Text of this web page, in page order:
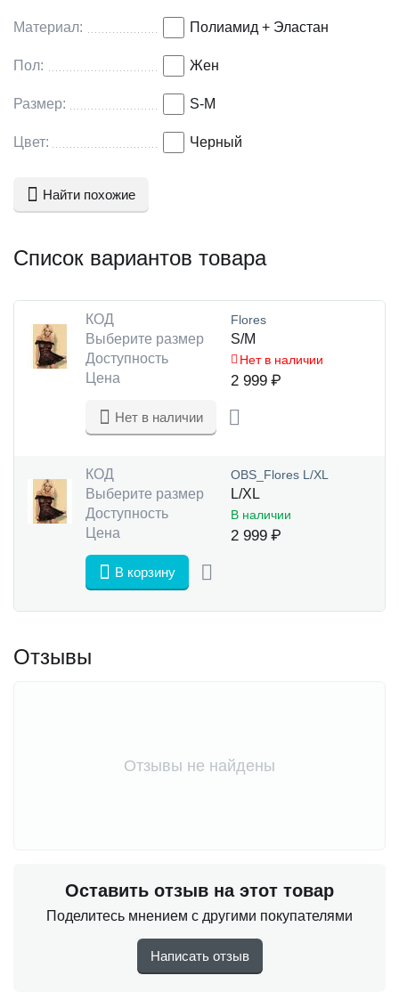
Материал: Полиамид + Эластан
Пол: Жен
Размер: S-M
Цвет: Черный
Найти похожие
Список вариантов товара
КОД Flores
Выберите размер
S/M
Доступность
Нет в наличии
Цена 2 999 ₽
Нет в наличии
КОД OBS_Flores L/XL
Выберите размер
L/XL
Доступность
В наличии
Цена 2 999 ₽
В корзину
Отзывы
Отзывы не найдены
Оставить отзыв на этот товар
Поделитесь мнением с другими покупателями
Написать отзыв